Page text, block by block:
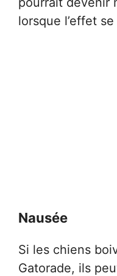
lorsque l’effet
Nausée
Si les chiens
Gatorade, ils